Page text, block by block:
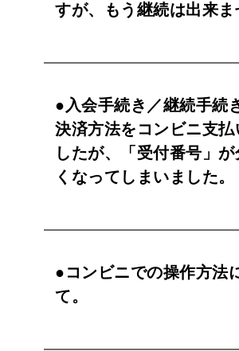
すが、もう継続は出来ま
●入会手続き／継続手続
決済方法をコンビニ支払
したが、「受付番号」
くなってしまいました。
●コンビニでの操作方法
て。